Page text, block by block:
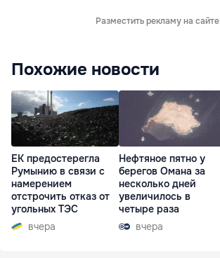
Разместить рекламу на сайте
Похожие новости
ЕК предостерегла
Румынию в связи с
намерением
отстрочить отказ от
угольных ТЭС
вчера
Нефтяное пятно у
берегов Омана за
несколько дней
увеличилось в
четыре раза
вчера